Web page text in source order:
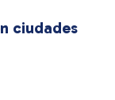
ciudades